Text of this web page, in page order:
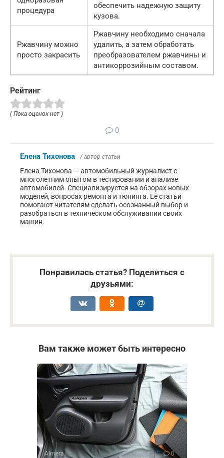
процедура
обеспечить надежную защиту
кузова.
Ржавчину можно
просто закрасить
Ржавчину необходимо сначала
удалить, а затем обработать
преобразователем ржавчины и
антикоррозийным составом.
Рейтинг
( Пока оценок нет )
0
Елена Тихонова / автор статьи
Елена Тихонова — автомобильный журналист с
многолетним опытом в тестировании и анализе
автомобилей. Специализируется на обзорах новых
моделей, вопросах ремонта и тюнинга. Её статьи
помогают читателям сделать осознанный выбор и
разобраться в техническом обслуживании своих
машин.
Понравилась статья? Поделиться с
друзьями:
Вам также может быть интересно
Almera 0